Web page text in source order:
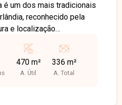
é um dos mais tradicionais
reconhecido pela
e localização
de comércios,
ensino e fácil acesso às
cidade, tornando-se uma
470 m²
A. Útil
336 m²
A. Total